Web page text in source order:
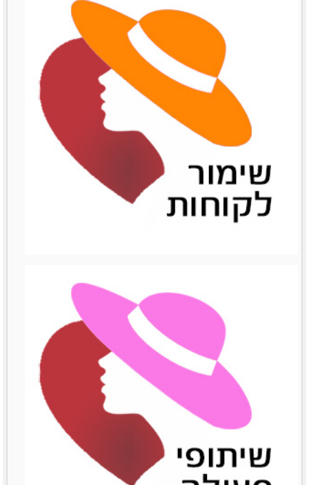
שיתופי פעולה
לפרטים נוספים
הפראדוקס של מנהלות בארגונים – יותר טובות אבל מרוויחות פחות
ואיך משנים את זה?! לא מעט מחקרים שונים
הצליחו להראות
לפרטים נוספים